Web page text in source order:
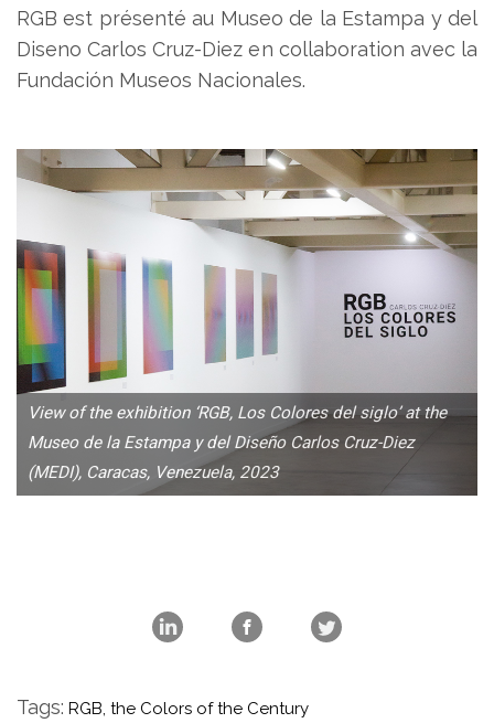
RGB est présenté au Museo de la Estampa y del
Diseno Carlos Cruz-Diez en collaboration avec la
Fundación Museos Nacionales.
View of the exhibition ‘RGB, Los Colores del siglo’ at the
Museo de la Estampa y del Diseño Carlos Cruz-Diez
(MEDI), Caracas, Venezuela, 2023
Tags: RGB, the Colors of the Century